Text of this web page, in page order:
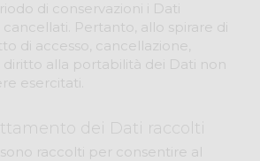
di conservazioni i Dati
cancellati. Pertanto, allo spirare di
di accesso, cancellazione,
alla portabilità dei Dati non
esercitati.
dei Dati raccolti
raccolti per consentire al